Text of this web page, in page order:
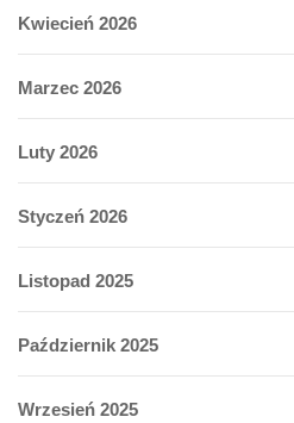
Kwiecień 2026
Marzec 2026
Luty 2026
Styczeń 2026
Listopad 2025
Październik 2025
Wrzesień 2025